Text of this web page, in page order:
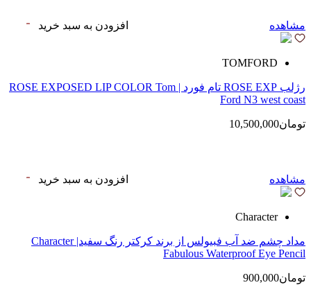
مشاهده افزودن به سبد خرید
TOMFORD
رژلب ROSE EXP تام فورد | ROSE EXPOSED LIP COLOR Tom
Ford N3 west coast
تومان10,500,000
مشاهده افزودن به سبد خرید
Character
مداد چشم ضد آب فبیولس از برند کرکتر رنگ سفید| Character
Fabulous Waterproof Eye Pencil
تومان900,000